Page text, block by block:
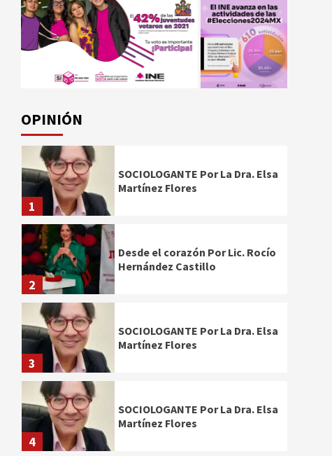
OPINIÓN
1
SOCIOLOGANTE Por La Dra. Elsa
Martínez Flores
2
Desde el corazón Por Lic. Rocío
Hernández Castillo
3
SOCIOLOGANTE Por La Dra. Elsa
Martínez Flores
4
SOCIOLOGANTE Por La Dra. Elsa
Martínez Flores